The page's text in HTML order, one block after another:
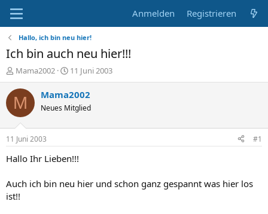
Anmelden Registrieren
Hallo, ich bin neu hier!
Ich bin auch neu hier!!!
E
r
s
t
e
r
Mama2002
E
r
s
t
e
t
a
11 Juni 2003
M Mama2002
Neues Mitglied
11 Juni 2003 #1
Hallo Ihr Lieben!!!
Auch ich bin neu hier und schon ganz gespannt was hier los
ist!!